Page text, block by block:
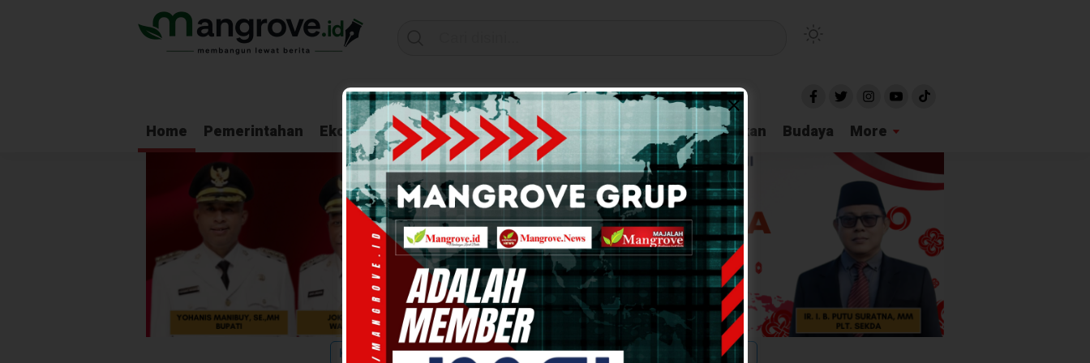
Home Pemerintahan Ekonomi & Bisnis Info Tanah Papua Kesehatan Pendidikan Budaya More
Support by
Kabupaten Teluk Bintuni DAMAI Pilkada 2024 Polres Teluk Bintuni